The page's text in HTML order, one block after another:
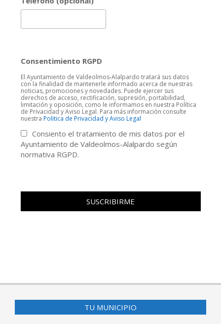
Consentimiento RGPD
El Ayuntamiento de Valdeolmos-Alalpardo tratará sus datos
con la finalidad de mantenerle informado acerca de nuestras
noticias, promociones y novedades. Puede ejercer sus
derechos de acceso, rectificación, supresión, portabilidad,
limitación y oposición, como le informamos en nuestra Política
de Privacidad y Aviso Legal. Para más información consulte
nuestra Politica de Privacidad y Aviso Legal
Consiento el tratamiento de mis datos por el
Ayuntamiento de Valdeolmos-Alalpardo según
normativa RGPD.
TU MUNICIPIO